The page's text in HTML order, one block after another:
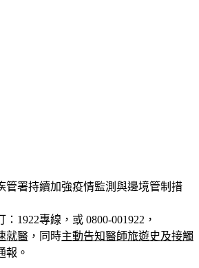
管署持續加強疫情監測與邊境管制措
1922專線，或 0800-001922，
就醫 ，同時主動告知醫師旅遊史及接觸
報。